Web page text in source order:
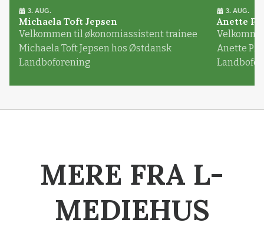
3. AUG.
Michaela Toft Jepsen
Velkommen til økonomiassistent trainee
Michaela Toft Jepsen hos Østdansk
Landboforening
3. AUG.
Anette
Anette
MERE FRA L-
MEDIEHUS